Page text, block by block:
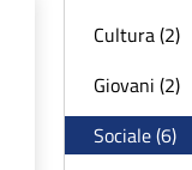
Cultura (2)
Giovani (2)
Sociale (6)